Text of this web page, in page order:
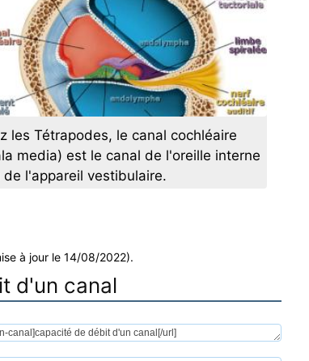
les Tétrapodes, le canal cochléaire
media) est le canal de l'oreille interne
de l'appareil vestibulaire.
à jour le 14/08/2022).
d'un canal